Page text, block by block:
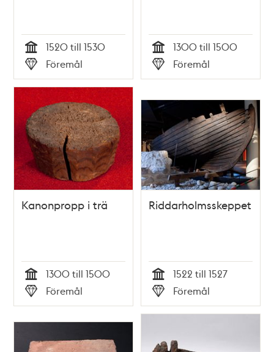
Tid
1520 till 1530
Typ
Föremål Tid
1300 till 1500
Typ
Föremål
Kanonpropp i trä
Tid
1300 till 1500
Typ
Föremål
Riddarholmsskeppet
Tid
1522 till 1527
Typ
Föremål